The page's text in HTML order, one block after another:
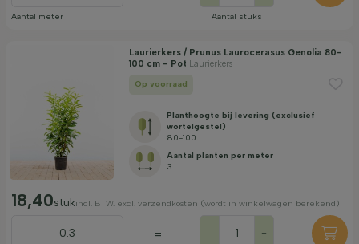
Aantal meter Aantal stuks
Laurierkers / Prunus Laurocerasus Genolia 80-
100 cm - Pot Laurierkers
Op voorraad
Planthoogte bij levering (exclusief
wortelgestel)
80-100
Aantal planten per meter
3
18,40stukincl. BTW. excl. verzendkosten (wordt in winkelwagen berekend)
= - +